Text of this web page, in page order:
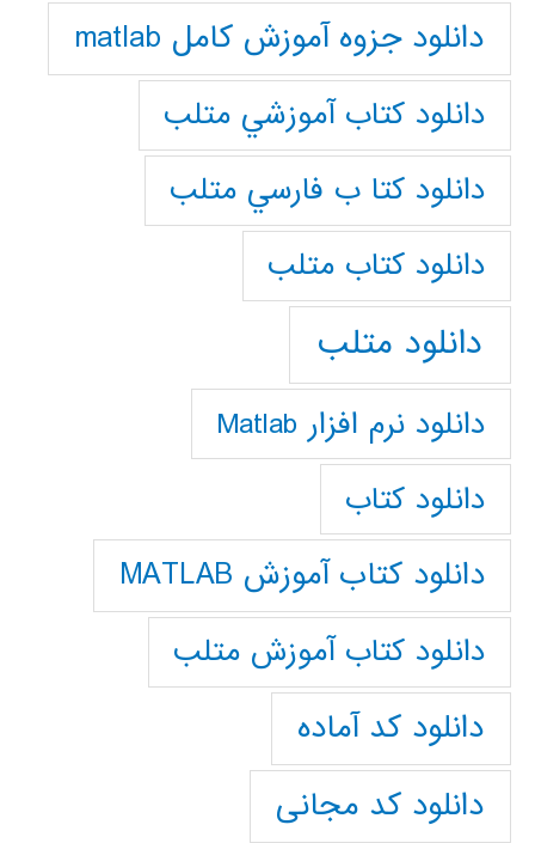
دانلود جزوه آموزش کامل matlab
دانلود كتاب آموزشي متلب
دانلود كتا ب فارسي متلب
دانلود كتاب متلب
دانلود متلب
دانلود نرم افزار Matlab
دانلود کتاب
دانلود کتاب آموزش MATLAB
دانلود کتاب آموزش متلب
دانلود کد آماده
دانلود کد مجانی